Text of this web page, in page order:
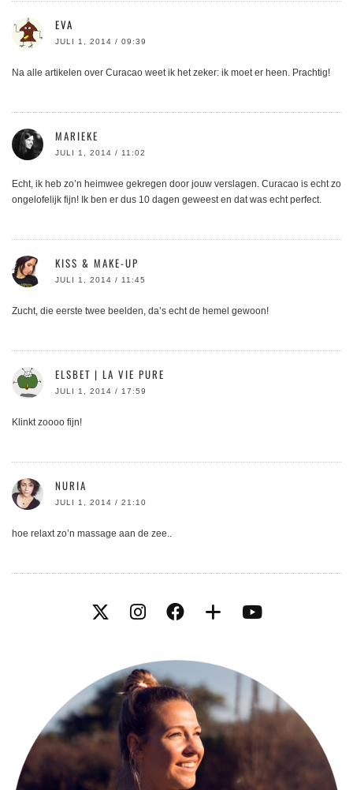
EVA
JULI 1, 2014 / 09:39
Na alle artikelen over Curacao weet ik het zeker: ik moet er heen. Prachtig!
MARIEKE
JULI 1, 2014 / 11:02
Echt, ik heb zo’n heimwee gekregen door jouw verslagen. Curacao is echt zo
ongelofelijk fijn! Ik ben er dus 10 dagen geweest en dat was echt perfect.
KISS & MAKE-UP
JULI 1, 2014 / 11:45
Zucht, die eerste twee beelden, da’s echt de hemel gewoon!
ELSBET | LA VIE PURE
JULI 1, 2014 / 17:59
Klinkt zoooo fijn!
NURIA
JULI 1, 2014 / 21:10
hoe relaxt zo’n massage aan de zee..